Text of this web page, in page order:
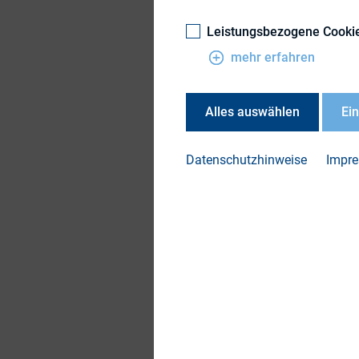
18:30 Uhr:
Gastgeber Dr.
Leistungsbezogene
mehr erfahren
Alles auswählen
Datenschutzhinweise